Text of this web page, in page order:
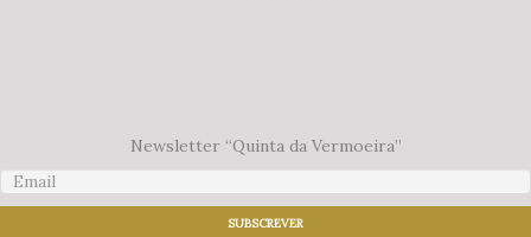
Newsletter “Quinta da Vermoeira”